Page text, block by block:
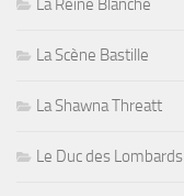
La Reine Blanche
La Scène Bastille
La Shawna Threatt
Le Duc des Lombards